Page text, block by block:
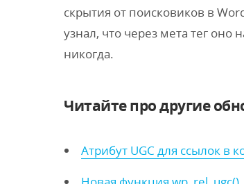
скрытия от поисковиков в
узнал, что через мета тег оно
никогда.
Читайте про другие
Атрибут UGC для ссылок в